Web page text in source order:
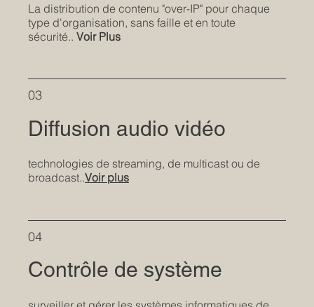
La distribution de contenu "over-IP" pour chaque
type d'organisation, sans faille et en toute
sécurité.. Voir Plus
03
Diffusion audio vidéo
technologies de streaming, de multicast ou de
broadcast..Voir plus
04
Contrôle de système